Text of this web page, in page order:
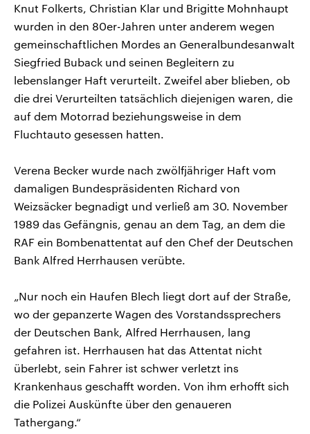
Knut Folkerts, Christian Klar und Brigitte Mohnhaupt
wurden in den 80er-Jahren unter anderem wegen
gemeinschaftlichen Mordes an Generalbundesanwalt
Siegfried Buback und seinen Begleitern zu
lebenslanger Haft verurteilt. Zweifel aber blieben, ob
die drei Verurteilten tatsächlich diejenigen waren, die
auf dem Motorrad beziehungsweise in dem
Fluchtauto gesessen hatten.
Verena Becker wurde nach zwölfjähriger Haft vom
damaligen Bundespräsidenten Richard von
Weizsäcker begnadigt und verließ am 30. November
1989 das Gefängnis, genau an dem Tag, an dem die
RAF ein Bombenattentat auf den Chef der Deutschen
Bank Alfred Herrhausen verübte.
„Nur noch ein Haufen Blech liegt dort auf der Straße,
wo der gepanzerte Wagen des Vorstandssprechers
der Deutschen Bank, Alfred Herrhausen, lang
gefahren ist. Herrhausen hat das Attentat nicht
überlebt, sein Fahrer ist schwer verletzt ins
Krankenhaus geschafft worden. Von ihm erhofft sich
die Polizei Auskünfte über den genaueren
Tathergang.“